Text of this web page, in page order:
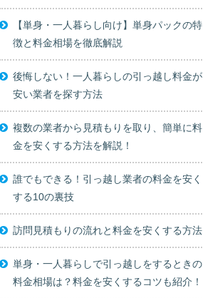
【単身・一人暮らし向け】単身パックの特
徴と料金相場を徹底解説
後悔しない！一人暮らしの引っ越し料金が
安い業者を探す方法
複数の業者から見積もりを取り、簡単に料
金を安くする方法を解説！
誰でもできる！引っ越し業者の料金を安く
する10の裏技
訪問見積もりの流れと料金を安くする方法
単身・一人暮らしで引っ越しをするときの
料金相場は？料金を安くするコツも紹介！